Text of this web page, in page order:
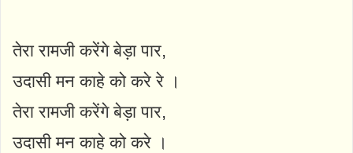
तेरा रामजी करेंगे बेड़ा पार,
उदासी मन काहे को करे रे ।
तेरा रामजी करेंगे बेड़ा पार,
उदासी मन काहे को करे ।